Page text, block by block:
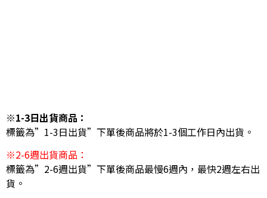
※1-3日出貨商品：
標籤為”1-3日出貨”下單後商品將於1-3個工作日內出貨。
※2-6週出貨商品：
標籤為”2-6週出貨”下單後商品最慢6週內，最快2週左右出
貨。